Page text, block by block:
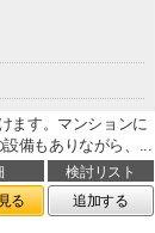
ます。マンションに
備もありながら、...
検討リスト
る 追加する